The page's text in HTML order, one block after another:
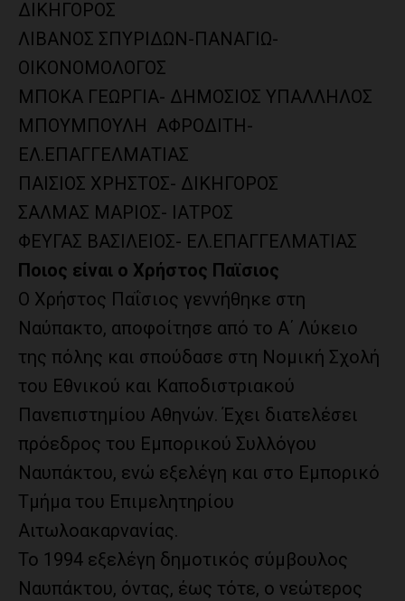
ΔΙΚΗΓΟΡΟΣ
ΛΙΒΑΝΟΣ ΣΠΥΡΙΔΩΝ-ΠΑΝΑΓΙΩ-
ΟΙΚΟΝΟΜΟΛΟΓΟΣ
ΜΠΟΚΑ ΓΕΩΡΓΙΑ- ΔΗΜΟΣΙΟΣ ΥΠΑΛΛΗΛΟΣ
ΜΠΟΥΜΠΟΥΛΗ ΑΦΡΟΔΙΤΗ-
ΕΛ.ΕΠΑΓΓΕΛΜΑΤΙΑΣ
ΠΑΙΣΙΟΣ ΧΡΗΣΤΟΣ- ΔΙΚΗΓΟΡΟΣ
ΣΑΛΜΑΣ ΜΑΡΙΟΣ- ΙΑΤΡΟΣ
ΦΕΥΓΑΣ ΒΑΣΙΛΕΙΟΣ- ΕΛ.ΕΠΑΓΓΕΛΜΑΤΙΑΣ
Ποιος είναι ο Χρήστος Παϊσιος
Ο Χρήστος Παΐσιος γεννήθηκε στη
Ναύπακτο, αποφοίτησε από το Α΄ Λύκειο
της πόλης και σπούδασε στη Νομική Σχολή
του Εθνικού και Καποδιστριακού
Πανεπιστημίου Αθηνών. Έχει διατελέσει
πρόεδρος του Εμπορικού Συλλόγου
Ναυπάκτου, ενώ εξελέγη και στο Εμπορικό
Τμήμα του Επιμελητηρίου
Αιτωλοακαρνανίας.
Το 1994 εξελέγη δημοτικός σύμβουλος
Ναυπάκτου, όντας, έως τότε, ο νεώτερος